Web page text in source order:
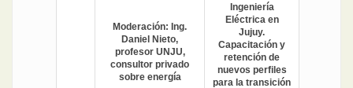
Moderación: Ing.
Daniel Nieto,
profesor UNJU,
consultor privado
sobre energía
Ingeniería
Eléctrica en
Jujuy.
Capacitación y
retención de
nuevos perfiles
para la transición